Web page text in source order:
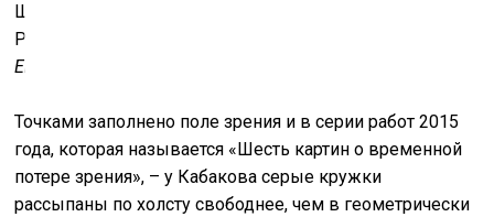
Шесть картин о Временной Потере Зрения (Они
Раскрашивают Лодку). 2015.
Emilia Kabakov. Photograph courtesy the artists and Pace
Точками заполнено поле зрения и в серии работ 2015
года, которая называется «Шесть картин о временной
потере зрения», – у Кабакова серые кружки
рассыпаны по холсту свободнее, чем в геометрически